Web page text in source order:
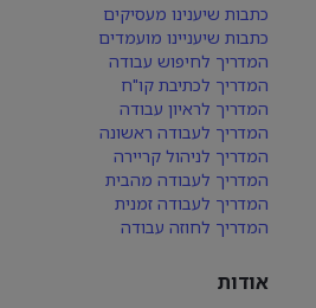
כתבות שיענינו מעסיקים
כתבות שיעניינו מועמדים
המדריך לחיפוש עבודה
המדריך לכתיבת קו"ח
המדריך לראיון עבודה
המדריך לעבודה ראשונה
המדריך לניהול קריירה
המדריך לעבודה מהבית
המדריך לעבודה זמנית
המדריך לחוזה עבודה
אודות